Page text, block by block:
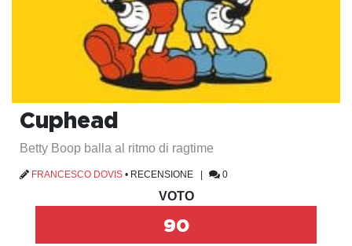
Cuphead
Betty Boop balla al ritmo di ragtime
FRANCESCO DOVIS • RECENSIONE 0
VOTO
90